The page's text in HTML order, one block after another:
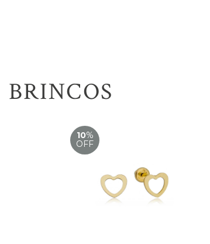
BRINCOS
10%
OFF